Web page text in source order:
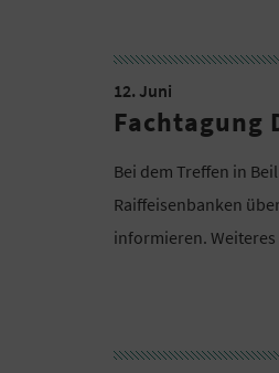
12. Juni
Fachtagung
Bei dem Treffen in
Raiffeisenbanken
informieren.